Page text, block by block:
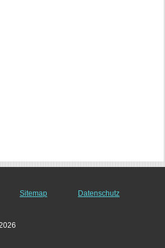
Sitemap Datenschutz